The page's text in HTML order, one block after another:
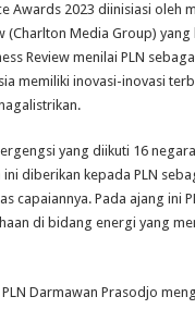
Awards 2023 diinisiasi oleh
(Charlton Media Group)
Review menilai PLN
memiliki inovasi-inovasi
yang diikuti 16
diberikan kepada PLN
capaiannya. Pada ajang ini
di bidang energi yang
Darmawan Prasodjo